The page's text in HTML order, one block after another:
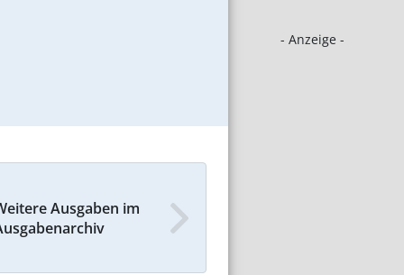
- Anzeige -
Ausgaben im